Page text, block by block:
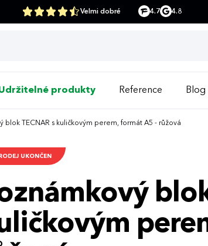
Velmi dobré 4.7 4.8
produkty Reference Blog
blok TECNAR s kuličkovým perem, formát A5 - růžová
UKONČEN